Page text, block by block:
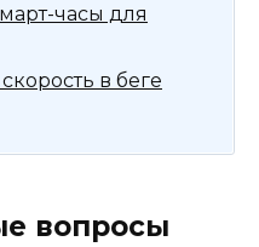
часы для
в беге
вопросы